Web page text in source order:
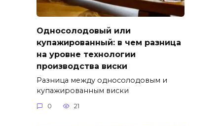
Односолодовый или
купажированный: в чем разница
на уровне технологии
производства виски
Разница между односолодовым и
купажированным виски
0 21